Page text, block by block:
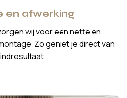
en afwerking
wij voor een nette en
Zo geniet je direct van